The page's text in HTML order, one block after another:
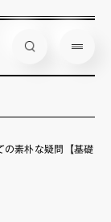
の素朴な疑問【基礎